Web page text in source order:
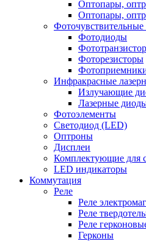
Оптопары,
Оптопары,
Фотодиоды
Фоторезисторы
Инфракрасные
Излучающие
Лазерные
Фотоэлементы
Светодиод (LED)
Оптроны
Дисплеи
Комплектующие для
LED индикаторы
Коммутация
Реле
Реле
Реле
Реле
Герконы